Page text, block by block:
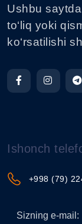
Ushbu
to‘liq yoki
ko‘rsatilishi
Ishonch
+998 (79)